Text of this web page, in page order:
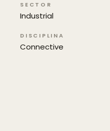
SECTOR
Industrial
DISCIPLINA
Connective